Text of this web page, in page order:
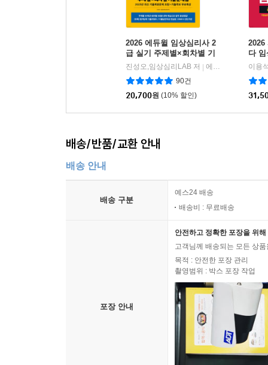
2026 에듀윌 임상심리사 2
급 실기 주제별×회차별 기
출문제집+기출족보 무료특
진성오,임상심리LAB 저
에듀윌
90건
20,700원 (10% 할인)
2026
다
합격
이용
배송/반품/교환 안내
배송 안내
배송 구분
예스24 배송
배송비 : 무료배송
포장 안내
안전하고 정확한 포장을 위
고객님께 배송되는 모든 상
목적 : 안전한 포장 관리
촬영범위 : 박스 포장 작업